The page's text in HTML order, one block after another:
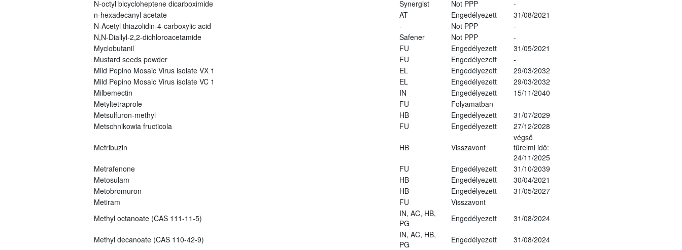
N-octyl bicycloheptene dicarboximide
Synergist Not PPP
-
n-hexadecanyl acetate
AT Engedélyezett
31/08/2021
N-Acetyl thiazolidin-4-carboxylic acid
- Not PPP
-
N,N-Diallyl-2,2-dichloroacetamide
Safener Not PPP
-
Myclobutanil
FU Engedélyezett
31/05/2021
Mustard seeds powder
FU Engedélyezett
-
Mild Pepino Mosaic Virus isolate VX 1
EL Engedélyezett
29/03/2032
Mild Pepino Mosaic Virus isolate VC 1
EL Engedélyezett
29/03/2032
Milbemectin
IN Engedélyezett
15/11/2040
Metyltetraprole
FU Folyamatban
-
Metsulfuron-methyl
HB Engedélyezett
31/07/2029
Metschnikowia fructicola
FU Engedélyezett 27/12/2028
Metribuzin HB Visszavont
végső
türelmi idő:
24/11/2025
Metrafenone
FU Engedélyezett
31/10/2039
Metosulam
HB Engedélyezett
30/04/2021
Metobromuron
HB Engedélyezett
31/05/2027
Metiram
FU
Visszavont
Methyl octanoate (CAS 111-11-5)
IN, AC, HB,
PG
Engedélyezett 31/08/2024
Methyl decanoate (CAS 110-42-9)
IN, AC, HB,
PG
Engedélyezett 31/08/2024